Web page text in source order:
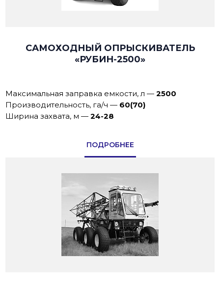
САМОХОДНЫЙ ОПРЫСКИВАТЕЛЬ
«РУБИН-2500»
Максимальная заправка емкости, л—2500
Производительность, га/ч— 60(70)
Ширина захвата, м—24-28
ПОДРОБНЕЕ